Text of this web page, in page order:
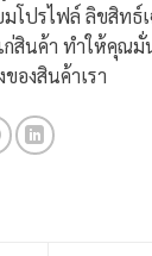
โปรไฟล์ ลิขสิทธ์
สินค้า ทำให้คุณมั่
องสินค้าเรา